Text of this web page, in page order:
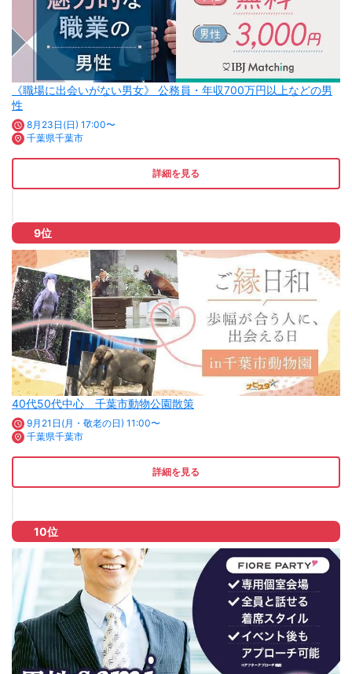
《職場に出会いがない男女》 公務員・年収700万円以上などの男
性
8月23日(日) 17:00〜
千葉県千葉市
詳細を見る
9位
40代50代中心 千葉市動物公園散策
9月21日(月・敬老の日) 11:00〜
千葉県千葉市
詳細を見る
10位